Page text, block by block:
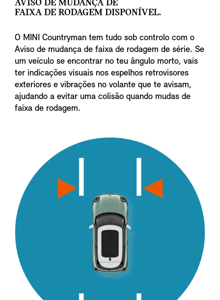
AVISO DE MUDANÇA DE
FAIXA DE RODAGEM DISPONÍVEL.
O MINI Countryman tem tudo sob controlo com o
Aviso de mudança de faixa de rodagem de série. Se
um veículo se encontrar no teu ângulo morto, vais
ter indicações visuais nos espelhos retrovisores
exteriores e vibrações no volante que te avisam,
ajudando a evitar uma colisão quando mudas de
faixa de rodagem.